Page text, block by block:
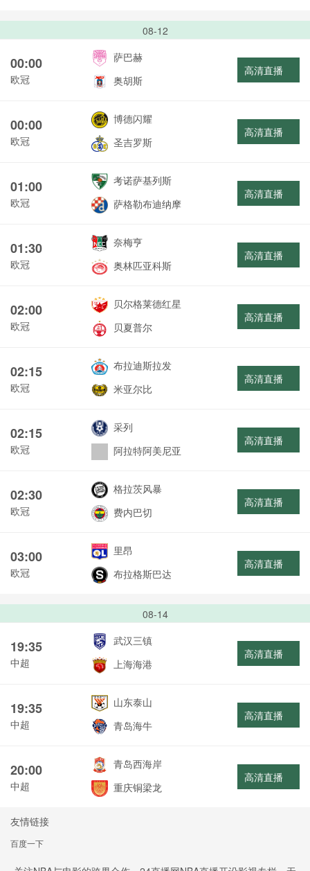
08-12
00:00
欧冠
萨巴赫
奥胡斯
高清直播
00:00
欧冠
博德闪耀
圣吉罗斯
高清直播
01:00
欧冠
考诺萨基列斯
萨格勒布迪纳摩
高清直播
01:30
欧冠
奈梅亨
奥林匹亚科斯
高清直播
02:00
欧冠
贝尔格莱德红星
贝夏普尔
高清直播
02:15
欧冠
布拉迪斯拉发
米亚尔比
高清直播
02:15
欧冠
采列
阿拉特阿美尼亚
高清直播
02:30
欧冠
格拉茨风暴
费内巴切
高清直播
03:00
欧冠
里昂
布拉格斯巴达
高清直播
08-14
19:35
中超
武汉三镇
上海海港
高清直播
19:35
中超
山东泰山
青岛海牛
高清直播
20:00
中超
青岛西海岸
重庆铜梁龙
高清直播
友情链接
百度一下